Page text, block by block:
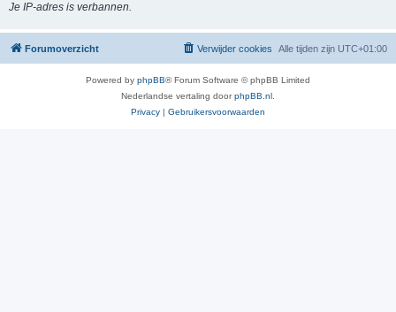
Je IP-adres is verbannen.
Forumoverzicht Alle tijden zijn UTC+01:00
Verwijder cookies
Powered by phpBB® Forum Software © phpBB Limited
Nederlandse vertaling doorphpBB.nl
Privacy | Gebruikersvoorwaarden